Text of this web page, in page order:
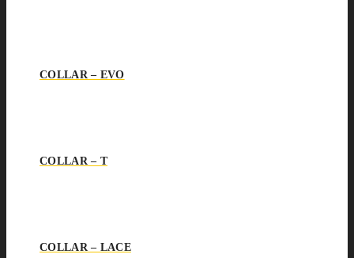
COLLAR – EVO
COLLAR – T
COLLAR – LACE